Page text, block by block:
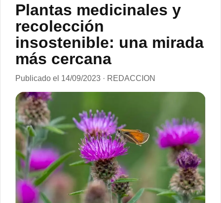
Plantas medicinales y
recolección
insostenible: una mirada
más cercana
Publicado el 14/09/2023 · REDACCION